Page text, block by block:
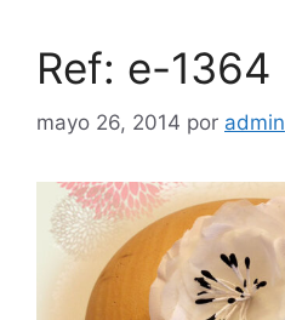
Ref: e-1364
mayo 26, 2014 por admin